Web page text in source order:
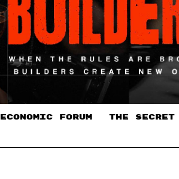
ECONOMIC FORUM THE SECRET